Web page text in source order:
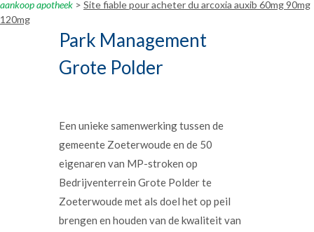
aankoop apotheek > Site fiable pour acheter du arcoxia auxib 60mg 90mg
120mg
Park Management
Grote Polder
Een unieke samenwerking tussen de
gemeente Zoeterwoude en de 50
eigenaren van MP-stroken op
Bedrijventerrein Grote Polder te
Zoeterwoude met als doel het op peil
brengen en houden van de kwaliteit van